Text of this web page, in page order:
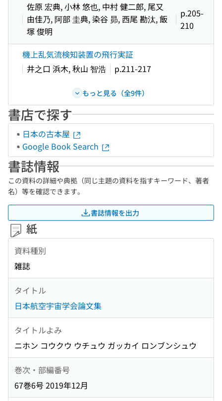
佐原 宏典, 小林 悠也, 中村 健二郎, 尾又
由佳乃, 阿部 圭典, 染谷 昴, 西尾 勘汰, 飯
塚 俊明
p.205-
210
機上乱気流検知装置の飛行実証
井之口 浜木, 秋山 智浩
p.211-217
もっと見る（全9件）
書店で探す
日本の古本屋
Google Book Search
書誌情報
この資料の詳細や典拠（同じ主題の資料を指すキーワード、著者
名）等を確認できます。
書誌情報を出力
紙
資料種別
雑誌
タイトル
日本航空宇宙学会論文集
タイトルよみ
ニホン コウクウ ウチュウ ガッカイ ロンブンシュウ
巻次・部編番号
67巻6号 2019年12月